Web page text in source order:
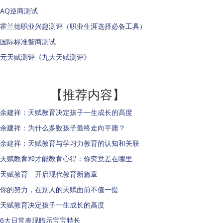
AQ逆商测试
霍兰德职业兴趣测评（职业生涯选择必备工具）
国际标准智商测试
元天赋测评《九大天赋测评》
【推荐内容】
余建祥：天赋教育决定孩子一生成长的高度
余建祥：为什么多数孩子最终走向平庸？
余建祥：天赋教育与学习力教育的认知和关联
天赋教育和才能教育心得：你究竟差在哪里
天赋教育 开启现代教育新篇章
你的努力，在别人的天赋面前不值一提
天赋教育决定孩子一生成长的高度
6大日常表现暗示宝宝特长